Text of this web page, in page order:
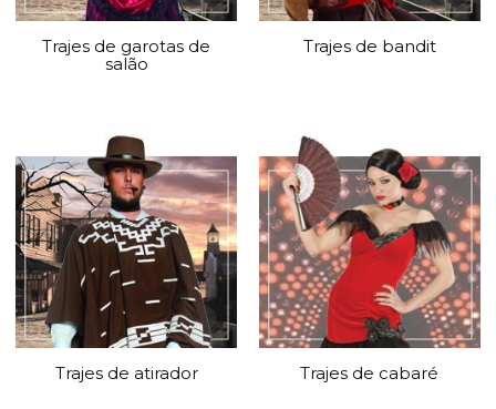
Trajes de garotas de
salão
Trajes de bandit
Trajes de atirador Trajes de cabaré